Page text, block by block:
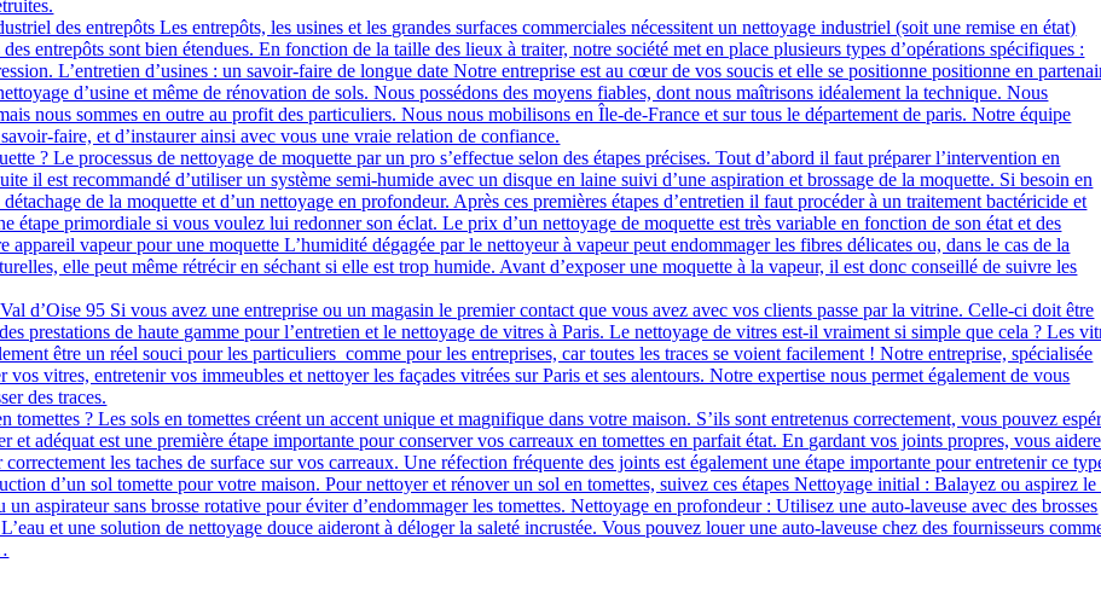
des entrepôts Les entrepôts, les usines et les grandes surfaces commerciales nécessitent un nettoyage industriel (soit une remise en état)
entrepôts sont bien étendues. En fonction de la taille des lieux à traiter, notre société met en place plusieurs types d’opérations spécifiques :
L’entretien d’usines : un savoir-faire de longue date Notre entreprise est au cœur de vos soucis et elle se positionne positionne en
d’usine et même de rénovation de sols. Nous possédons des moyens fiables, dont nous maîtrisons idéalement la technique. Nous
nous sommes en outre au profit des particuliers. Nous nous mobilisons en Île-de-France et sur tous le département de paris. Notre équipe
faire, et d’instaurer ainsi avec vous une vraie relation de confiance.
? Le processus de nettoyage de moquette par un pro s’effectue selon des étapes précises. Tout d’abord il faut préparer l’intervention en
il est recommandé d’utiliser un système semi-humide avec un disque en laine suivi d’une aspiration et brossage de la moquette. Si besoin en
de la moquette et d’un nettoyage en profondeur. Après ces premières étapes d’entretien il faut procéder à un traitement bactéricide et
étape primordiale si vous voulez lui redonner son éclat. Le prix d’un nettoyage de moquette est très variable en fonction de son état et des
vapeur pour une moquette L’humidité dégagée par le nettoyeur à vapeur peut endommager les fibres délicates ou, dans le cas de la
elle peut même rétrécir en séchant si elle est trop humide. Avant d’exposer une moquette à la vapeur, il est donc conseillé de suivre les
d’Oise 95 Si vous avez une entreprise ou un magasin le premier contact que vous avez avec vos clients passe par la vitrine. Celle-ci doit être
prestations de haute gamme pour l’entretien et le nettoyage de vitres à Paris. Le nettoyage de vitres est-il vraiment si simple que cela ? Les
être un réel souci pour les particuliers comme pour les entreprises, car toutes les traces se voient facilement ! Notre entreprise, spécialisée
vitres, entretenir vos immeubles et nettoyer les façades vitrées sur Paris et ses alentours. Notre expertise nous permet également de vous
des traces.
tomettes ? Les sols en tomettes créent un accent unique et magnifique dans votre maison. S’ils sont entretenus correctement, vous pouvez
et adéquat est une première étape importante pour conserver vos carreaux en tomettes en parfait état. En gardant vos joints propres, vous
les taches de surface sur vos carreaux. Une réfection fréquente des joints est également une étape importante pour entretenir ce
d’un sol tomette pour votre maison. Pour nettoyer et rénover un sol en tomettes, suivez ces étapes Nettoyage initial : Balayez ou aspirez le
aspirateur sans brosse rotative pour éviter d’endommager les tomettes. Nettoyage en profondeur : Utilisez une auto-laveuse avec des brosses
et une solution de nettoyage douce aideront à déloger la saleté incrustée. Vous pouvez louer une auto-laveuse chez des fournisseurs